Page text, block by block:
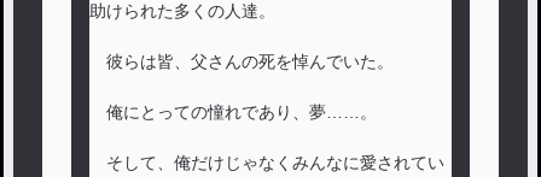
助けられた多くの人達。
彼らは皆、父さんの死を悼んでいた。
俺にとっての憧れであり、夢……。
そして、俺だけじゃなくみんなに愛されてい